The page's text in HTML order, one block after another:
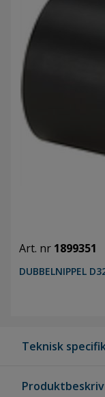
Art. nr 1899351
DUBBELNIPPEL
Teknisk